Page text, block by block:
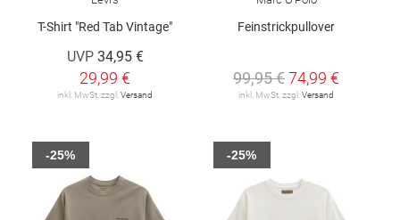
T-Shirt "Red Tab Vintage"
UVP 34,95 €
29,99 €
inkl. MwSt. zzgl. Versand
Feinstrickpullover
99,95 €74,99 €
inkl. MwSt. zzgl. Versand
-25% -25%